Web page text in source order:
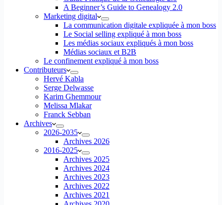
A Beginner’s Guide to Genealogy 2.0
Marketing digital
La communication digitale expliquée à mon boss
Le Social selling expliqué à mon boss
Les médias sociaux expliqués à mon boss
Médias sociaux et B2B
Le confinement expliqué à mon boss
Contributeurs
Hervé Kabla
Serge Delwasse
Karim Ghemmour
Melissa Mlakar
Franck Sebban
Archives
2026-2035
Archives 2026
2016-2025
Archives 2025
Archives 2024
Archives 2023
Archives 2022
Archives 2021